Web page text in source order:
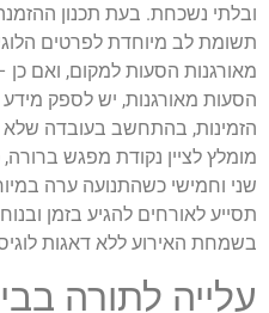
ובלתי נשכחת. בעת תכנון
תשומת לב מיוחדת לפרטים
מאורגנות הסעות למקום, ואם כן
הסעות מאורגנות, יש לספק
הזמינות, בהתחשב בעובדה שלא
מומלץ לציין נקודת מפגש
שני וחמישי כשהתנועה ערה
תסייע לאורחים להגיע בזמן
בשמחת האירוע ללא דאגות
עלייה לתורה